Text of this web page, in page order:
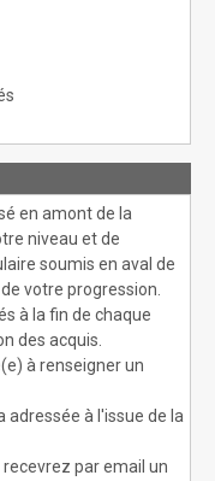
en amont de la
niveau et de
soumis en aval de
votre progression.
à la fin de chaque
des acquis.
à renseigner un
à l'issue de la
par email un